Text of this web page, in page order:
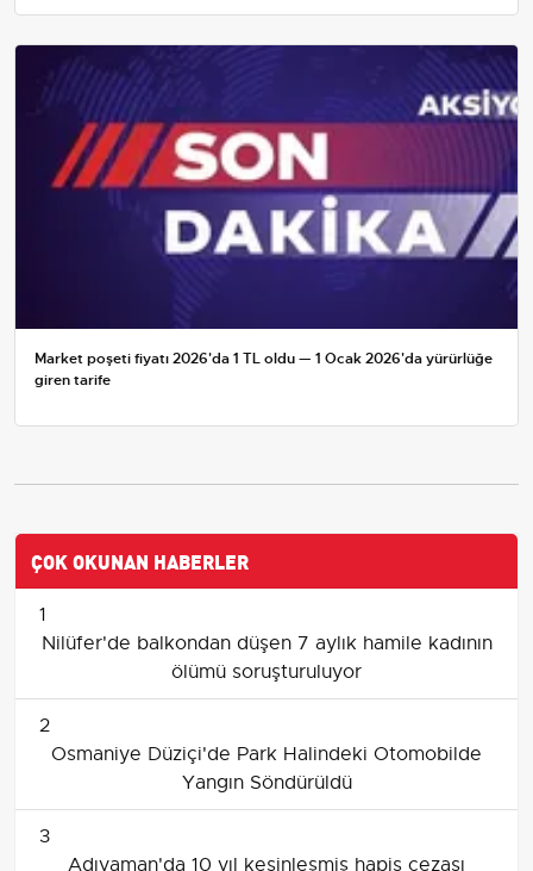
Market poşeti fiyatı 2026'da 1 TL oldu — 1 Ocak 2026'da yürürlüğe
giren tarife
ÇOK OKUNAN HABERLER
1
Nilüfer'de balkondan düşen 7 aylık hamile kadının
ölümü soruşturuluyor
2
Osmaniye Düziçi'de Park Halindeki Otomobilde
Yangın Söndürüldü
3
Adıyaman'da 10 yıl kesinleşmiş hapis cezası